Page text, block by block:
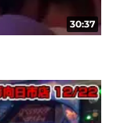
30:37